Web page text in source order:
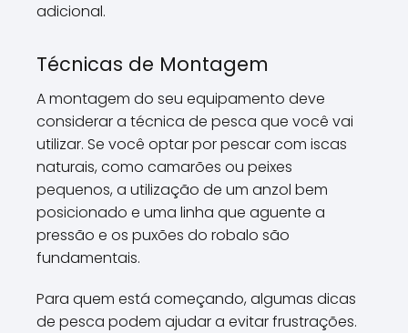
adicional.
Técnicas de Montagem
A montagem do seu equipamento deve
considerar a técnica de pesca que você vai
utilizar. Se você optar por pescar com iscas
naturais, como camarões ou peixes
pequenos, a utilização de um anzol bem
posicionado e uma linha que aguente a
pressão e os puxões do robalo são
fundamentais.
Para quem está começando, algumas dicas
de pesca podem ajudar a evitar frustrações.